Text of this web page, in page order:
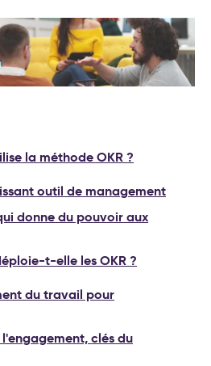
la méthode OKR ?
outil de management
donne du pouvoir aux
t-elle les OKR ?
du travail pour
clés du